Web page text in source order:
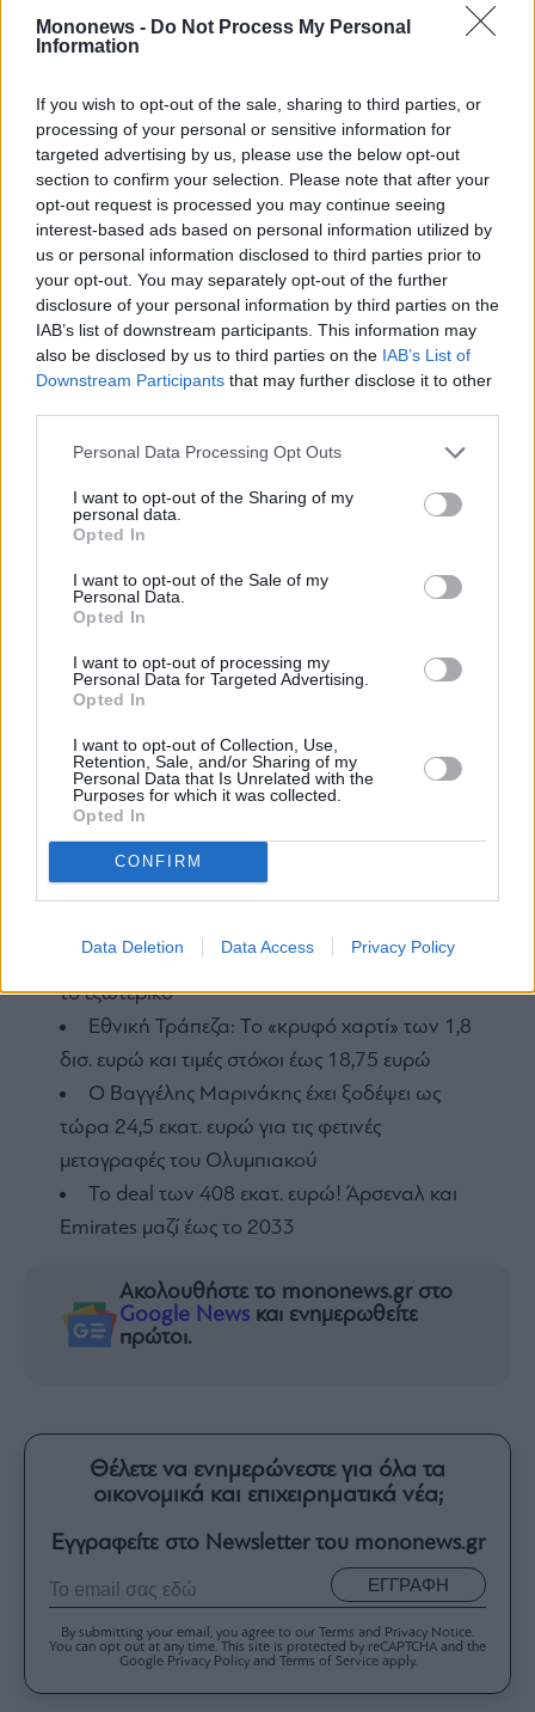
Mononews - Do Not Process My Personal
Information
If you wish to opt-out of the sale, sharing to third parties, or
processing of your personal or sensitive information for
targeted advertising by us, please use the below opt-out
section to confirm your selection. Please note that after your
opt-out request is processed you may continue seeing
interest-based ads based on personal information utilized by
us or personal information disclosed to third parties prior to
your opt-out. You may separately opt-out of the further
disclosure of your personal information by third parties on the
IAB’s list of downstream participants. This information may
also be disclosed by us to third parties on the IAB’s List of
Downstream Participants that may further disclose it to other
Personal Data Processing Opt Outs
I want to opt-out of the Sharing of my
personal data.
Opted In
I want to opt-out of the Sale of my
Personal Data.
Opted In
I want to opt-out of processing my
Personal Data for Targeted Advertising.
Opted In
I want to opt-out of Collection, Use,
Retention, Sale, and/or Sharing of my
Personal Data that Is Unrelated with the
Purposes for which it was collected.
Opted In
CONFIRM
Data Deletion Data Access Privacy Policy
ενώνουν δυνάμεις για την σταθεροποίηση των
αγορών
Γερουλάνος: Ζητάμε ενημέρωση για τους
Patriot στη Σαουδική Αραβία
Ζωή Κωνσταντοπούλου θεσμοί
ΕΙΔΗΣΕΙΣ ΣΗΜΕΡΑ
Τιμές στόχοι έως 5,40 ευρώ και ανάπτυξη από
το εξωτερικό
Εθνική Τράπεζα: Το «κρυφό χαρτί» των 1,8
δισ. ευρώ και τιμές στόχοι έως 18,75 ευρώ
Ο Βαγγέλης Μαρινάκης έχει ξοδέψει ως
τώρα 24,5 εκατ. ευρώ για τις φετινές
μεταγραφές του Ολυμπιακού
To deal των 408 εκατ. ευρώ! Άρσεναλ και
Emirates μαζί έως το 2033
Ακολουθήστε το mononews.gr στο
Google News και ενημερωθείτε
πρώτοι.
Θέλετε να ενημερώνεστε για όλα τα
οικονομικά και επιχειρηματικά νέα;
Εγγραφείτε στο Newsletter του mononews.gr
ΕΓΓΡΑΦΗ
By submitting your email, you agree to our Terms and Privacy Notice.
You can opt out at any time. This site is protected by reCAPTCHA and the
Google Privacy Policy and Terms of Service apply.